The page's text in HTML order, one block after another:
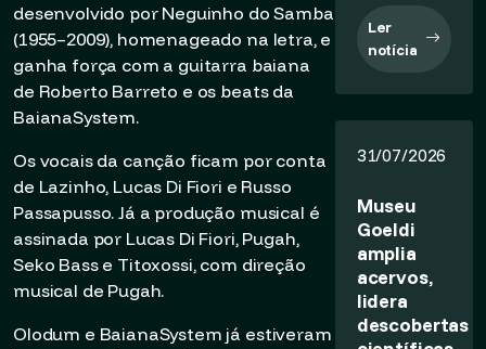
desenvolvido por Neguinho do Samba
(1955–2009), homenageado na letra, e
ganha força com a guitarra baiana
de Roberto Barreto e os beats da
BaianaSystem.
Os vocais da canção ficam por conta
de Lazinho, Lucas Di Fiori e Russo
Passapusso. Já a produção musical é
assinada por Lucas Di Fiori, Pugah,
Seko Bass e Titoxossi, com direção
musical de Pugah.
Olodum e BaianaSystem já estiveram
Ler
notícia
31/07/2026
Museu
Goeldi
amplia
acervos,
lidera
descobertas